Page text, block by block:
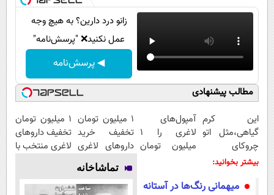
زانو درد دارین؟ به هیچ وجه
عمل نکنید❌ "پرسش‌نامه"
◀ پرسش‌نامه
مطالب پیشنهادی
این کرم
گیاهی،مثل اتو
چروکای
پوستتوصاف
آمپول‌های
لاغری را ۱
میلیون تومان
1 میلیون تومان
تخفیف خرید
داروهای لاغری
با ارسال از
داروخانه و پک
یخ!
۱ میلیون تومان
تخفیف داروهای
لاغری منتخب با
نزدیکت
بیشتر بخوانید:
میهمانی رنگ‌ها در آستانه
تماشاخانه